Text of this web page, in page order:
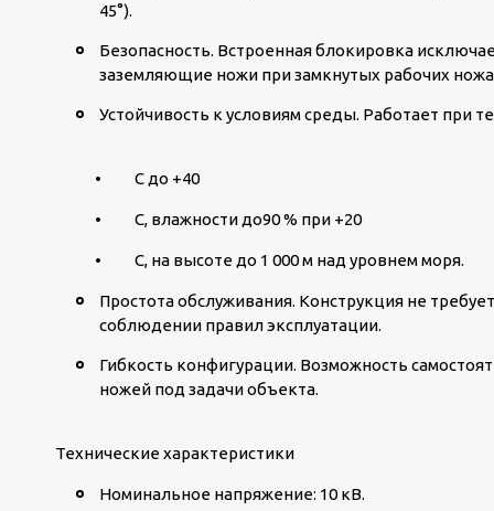
45°).
Безопасность. Встроенная блокировка
заземляющие ножи при замкнутых рабочих
Устойчивость к условиям среды. Работает при
• C до +40
• C, влажности до90 % при +20
• C, на высоте до 1 000 м над уровнем моря.
Простота обслуживания. Конструкция не
соблюдении правил эксплуатации.
Гибкость конфигурации. Возможность
ножей под задачи объекта.
Технические характеристики
Номинальное напряжение: 10 кВ.